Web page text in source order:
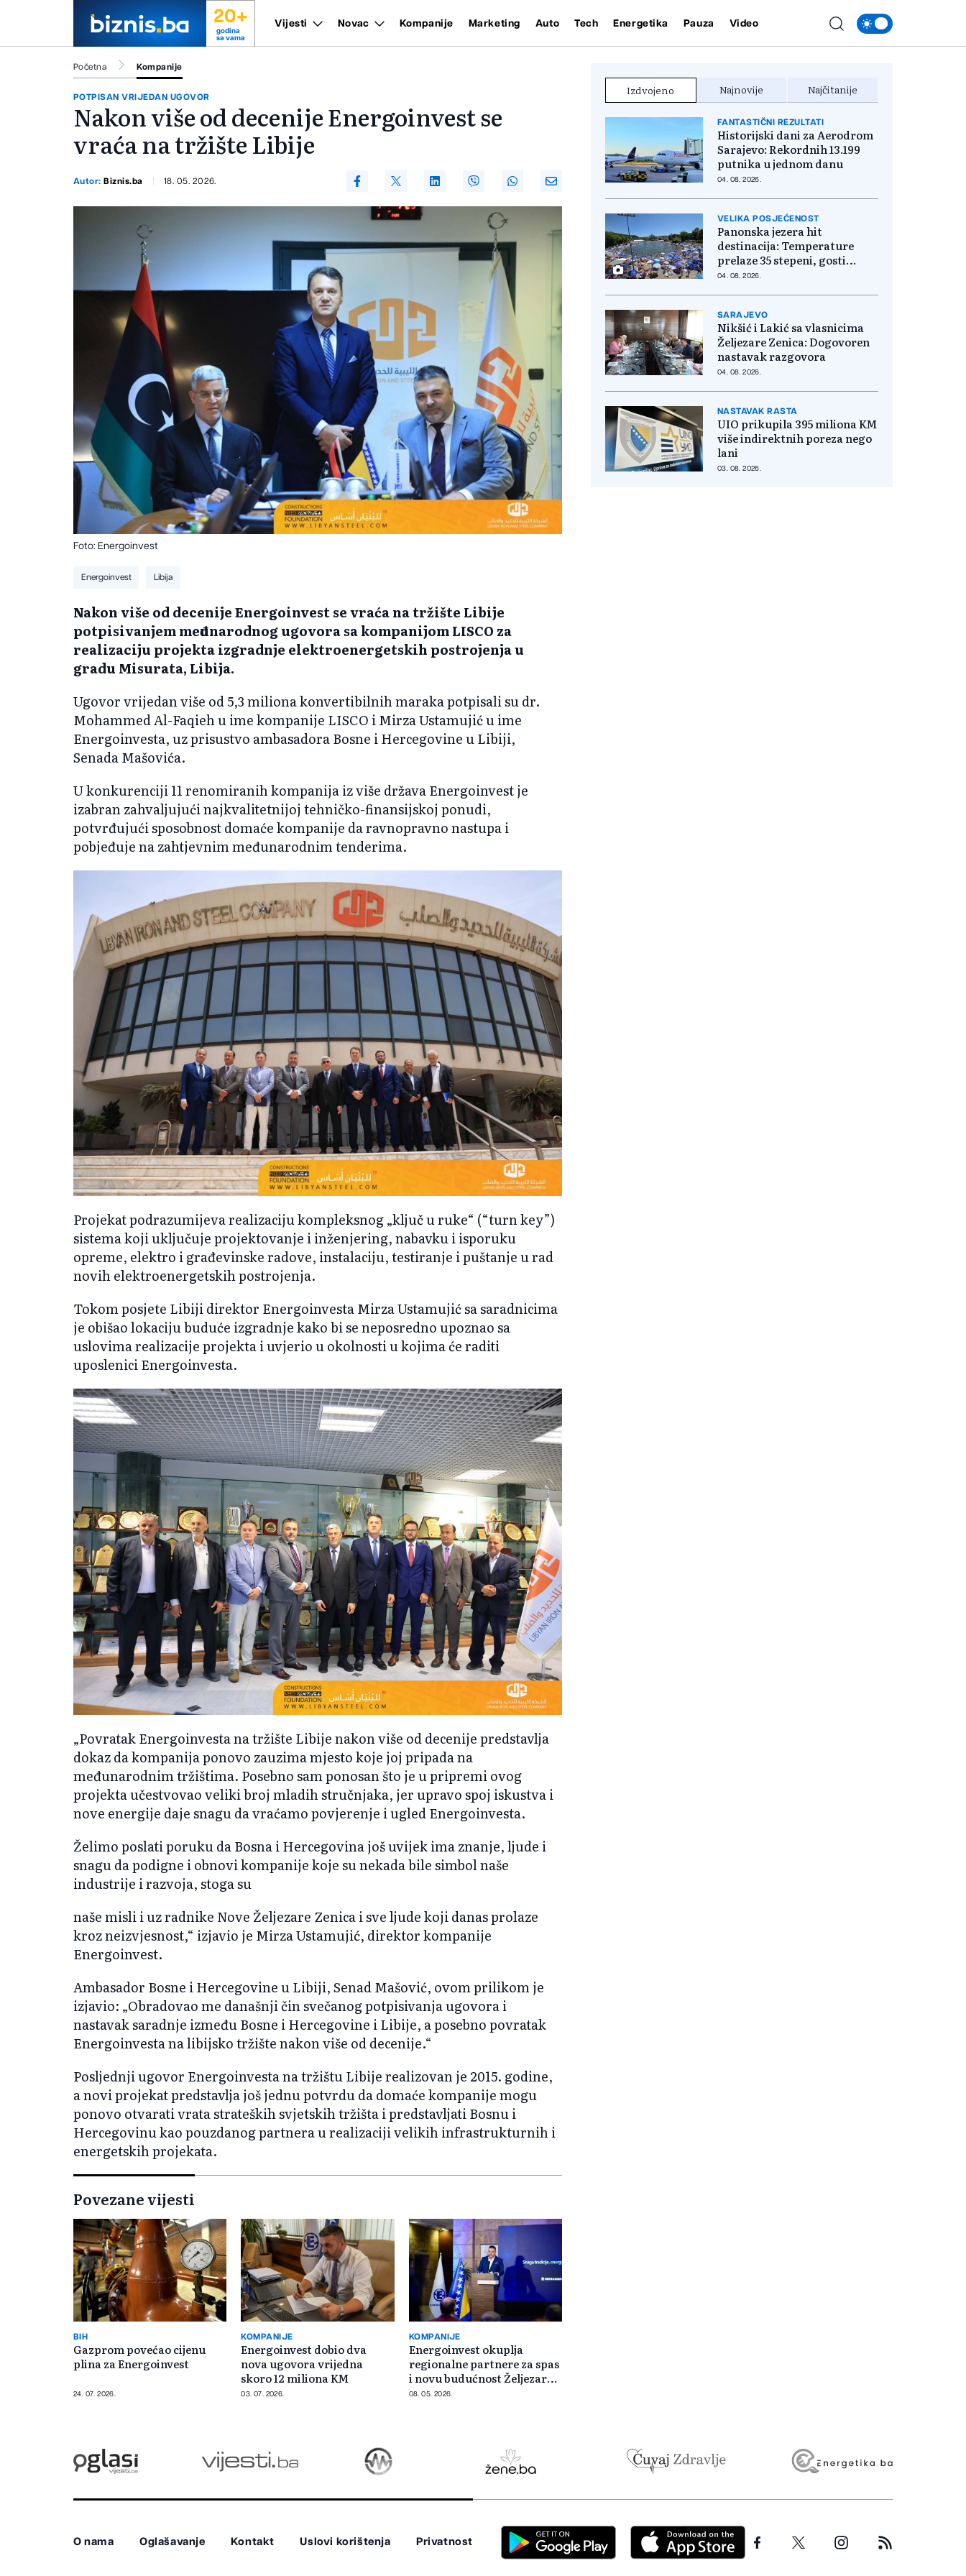
20+
godina
sa vama
Vijesti Novac Kompanije Marketing Auto Tech Energetika Pauza Video
Početna Kompanije
POTPISAN VRIJEDAN UGOVOR
Nakon više od decenije Energoinvest se
vraća na tržište Libije
Autor:Biznis.ba 18. 05. 2026.
Foto: Energoinvest
Energoinvest Libija
Nakon više od decenije Energoinvest se vraća na tržište Libije
potpisivanjem međunarodnog ugovora sa kompanijom LISCO za
realizaciju projekta izgradnje elektroenergetskih postrojenja u
gradu Misurata, Libija.
Ugovor vrijedan više od 5,3 miliona konvertibilnih maraka potpisali su dr.
Mohammed Al-Faqieh u ime kompanije LISCO i Mirza Ustamujić u ime
Energoinvesta, uz prisustvo ambasadora Bosne i Hercegovine u Libiji,
Senada Mašovića.
U konkurenciji 11 renomiranih kompanija iz više država Energoinvest je
izabran zahvaljujući najkvalitetnijoj tehničko-finansijskoj ponudi,
potvrđujući sposobnost domaće kompanije da ravnopravno nastupa i
pobjeđuje na zahtjevnim međunarodnim tenderima.
Projekat podrazumijeva realizaciju kompleksnog „ključ u ruke“ (“turn key”)
sistema koji uključuje projektovanje i inženjering, nabavku i isporuku
opreme, elektro i građevinske radove, instalaciju, testiranje i puštanje u rad
novih elektroenergetskih postrojenja.
Tokom posjete Libiji direktor Energoinvesta Mirza Ustamujić sa saradnicima
je obišao lokaciju buduće izgradnje kako bi se neposredno upoznao sa
uslovima realizacije projekta i uvjerio u okolnosti u kojima će raditi
uposlenici Energoinvesta.
„Povratak Energoinvesta na tržište Libije nakon više od decenije predstavlja
dokaz da kompanija ponovo zauzima mjesto koje joj pripada na
međunarodnim tržištima. Posebno sam ponosan što je u pripremi ovog
projekta učestvovao veliki broj mladih stručnjaka, jer upravo spoj iskustva i
nove energije daje snagu da vraćamo povjerenje i ugled Energoinvesta.
Želimo poslati poruku da Bosna i Hercegovina još uvijek ima znanje, ljude i
snagu da podigne i obnovi kompanije koje su nekada bile simbol naše
industrije i razvoja, stoga su
naše misli i uz radnike Nove Željezare Zenica i sve ljude koji danas prolaze
kroz neizvjesnost,“ izjavio je Mirza Ustamujić, direktor kompanije
Energoinvest.
Ambasador Bosne i Hercegovine u Libiji, Senad Mašović, ovom prilikom je
izjavio: „Obradovao me današnji čin svečanog potpisivanja ugovora i
nastavak saradnje između Bosne i Hercegovine i Libije, a posebno povratak
Energoinvesta na libijsko tržište nakon više od decenije.“
Posljednji ugovor Energoinvesta na tržištu Libije realizovan je 2015. godine,
a novi projekat predstavlja još jednu potvrdu da domaće kompanije mogu
ponovo otvarati vrata strateških svjetskih tržišta i predstavljati Bosnu i
Hercegovinu kao pouzdanog partnera u realizaciji velikih infrastrukturnih i
energetskih projekata.
Povezane vijesti
BIH
Gazprom povećao cijenu
plina za Energoinvest
24. 07. 2026.
KOMPANIJE
Energoinvest dobio dva
nova ugovora vrijedna
skoro 12 miliona KM
03. 07. 2026.
KOMPANIJE
Energoinvest okuplja
regionalne partnere za spas
i novu budućnost Željezare
Zenica
08. 05. 2026.
Izdvojeno Najnovije Najčitanije
FANTASTIČNI REZULTATI
Historijski dani za Aerodrom
Sarajevo: Rekordnih 13.199
putnika u jednom danu
04. 08. 2026.
VELIKA POSJEĆENOST
Panonska jezera hit
destinacija: Temperature
prelaze 35 stepeni, gosti
pristižu iz cijele regije
04. 08. 2026.
SARAJEVO
Nikšić i Lakić sa vlasnicima
Željezare Zenica: Dogovoren
nastavak razgovora
04. 08. 2026.
NASTAVAK RASTA
UIO prikupila 395 miliona KM
više indirektnih poreza nego
lani
03. 08. 2026.
O nama Oglašavanje Kontakt Uslovi korištenja Privatnost